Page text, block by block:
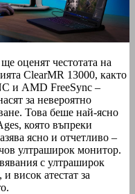
оценят честотата на
ClearMR 13000, както
и AMD FreeSync –
за невероятно
Това беше най-ясно
която въпреки
ясно и отчетливо –
ултраширок монитор.
с ултраширок
висок атестат за